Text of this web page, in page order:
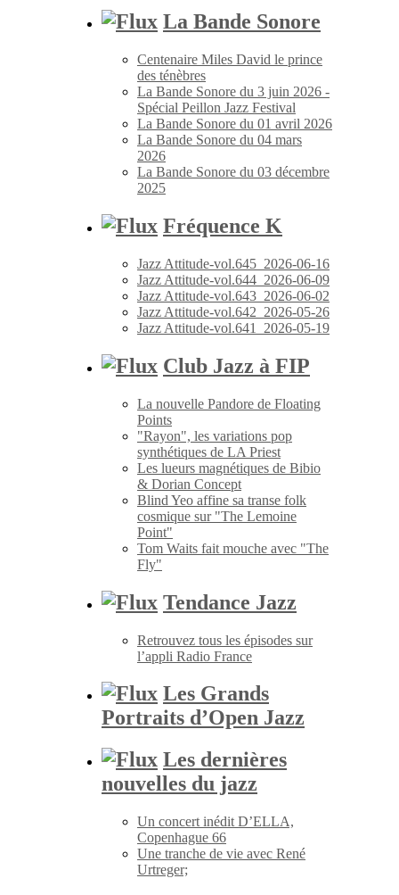
La Bande Sonore
Centenaire Miles David le prince
des ténèbres
La Bande Sonore du 3 juin 2026 -
Spécial Peillon Jazz Festival
La Bande Sonore du 01 avril 2026
La Bande Sonore du 04 mars
2026
La Bande Sonore du 03 décembre
2025
Fréquence K
Jazz Attitude-vol.645_2026-06-16
Jazz Attitude-vol.644_2026-06-09
Jazz Attitude-vol.643_2026-06-02
Jazz Attitude-vol.642_2026-05-26
Jazz Attitude-vol.641_2026-05-19
Club Jazz à FIP
La nouvelle Pandore de Floating
Points
"Rayon", les variations pop
synthétiques de LA Priest
Les lueurs magnétiques de Bibio
& Dorian Concept
Blind Yeo affine sa transe folk
cosmique sur "The Lemoine
Point"
Tom Waits fait mouche avec "The
Fly"
Tendance Jazz
Retrouvez tous les épisodes sur
l’appli Radio France
Les Grands
Portraits d’Open Jazz
Les dernières
nouvelles du jazz
Un concert inédit D’ELLA,
Copenhague 66
Une tranche de vie avec René
Urtreger;